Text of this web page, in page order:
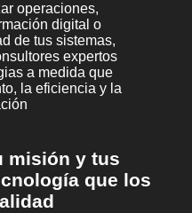
operaciones,
digital o
de tus sistemas,
expertos
a medida que
la eficiencia y la
misión y tus
que los